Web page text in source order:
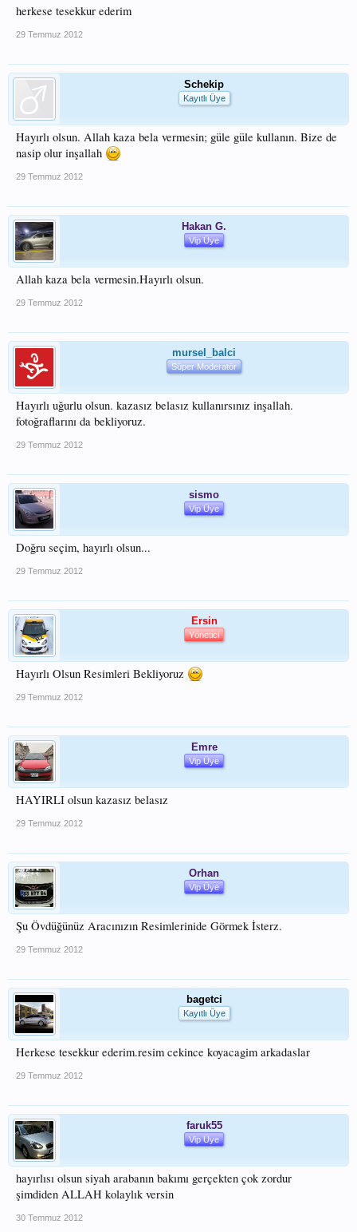
herkese tesekkur ederim
29 Temmuz 2012
Schekip
Kayıtlı Üye
Hayırlı olsun. Allah kaza bela vermesin; güle güle kullanın. Bize de
nasip olur inşallah
29 Temmuz 2012
Hakan G.
Vip Üye
Allah kaza bela vermesin.Hayırlı olsun.
29 Temmuz 2012
mursel_balci
Süper Moderatör
Hayırlı uğurlu olsun. kazasız belasız kullanırsınız inşallah.
fotoğraflarını da bekliyoruz.
29 Temmuz 2012
sismo
Vip Üye
Doğru seçim, hayırlı olsun...
29 Temmuz 2012
Ersin
Yönetici
Hayırlı Olsun Resimleri Bekliyoruz
29 Temmuz 2012
Emre
Vip Üye
HAYIRLI olsun kazasız belasız
29 Temmuz 2012
Orhan
Vip Üye
Şu Övdüğünüz Aracınızın Resimlerinide Görmek İsterz.
29 Temmuz 2012
bagetci
Kayıtlı Üye
Herkese tesekkur ederim.resim cekince koyacagim arkadaslar
29 Temmuz 2012
faruk55
Vip Üye
hayırlısı olsun siyah arabanın bakımı gerçekten çok zordur
şimdiden ALLAH kolaylık versin
30 Temmuz 2012